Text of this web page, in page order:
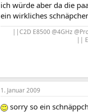
ich würde aber da die
ein wirkliches
||C2D E8500 @4GHz
||
1. Januar 2009
sorry so ein